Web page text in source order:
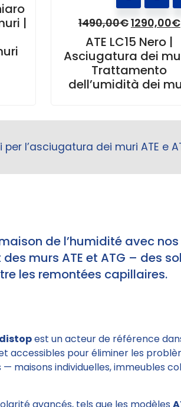
|
1490,00€1290,00€
ATE LC15 Nero |
Asciugatura dei
Trattamento
dell’umidità dei
per l’asciugatura dei muri ATE e
de l’humidité avec
des murs ATE et ATG – des
les remontées capillaires.
est un acteur de référence
accessibles pour éliminer les
maisons individuelles, immeubles